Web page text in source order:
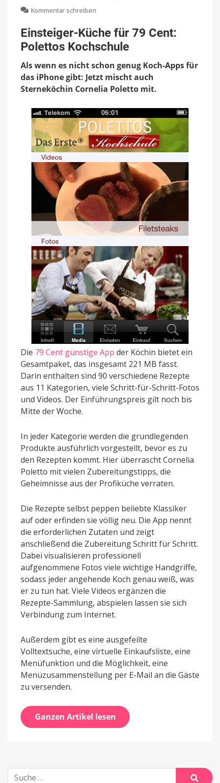
Kommentar schreiben
Küche
für
79
Polettos
Kochschule
Einsteiger-Küche für 79 Cent:
Polettos Kochschule
Als wenn es nicht schon genug Koch-Apps für
das iPhone gibt: Jetzt mischt auch
Sterneköchin Cornelia Poletto mit.
Die 79 Cent günstige App der Köchin bietet ein
Gesamtpaket, das insgesamt 221 MB fasst.
Darin enthalten sind 90 verschiedene Rezepte
aus 11 Kategorien, viele Schritt-für-Schritt-Fotos
und Videos. Der Einführungspreis gilt noch bis
Mitte der Woche.
In jeder Kategorie werden die grundlegenden
Produkte ausführlich vorgestellt, bevor es zu
den Rezepten kommt. Hier überrascht Cornelia
Poletto mit vielen Zubereitungstipps, die
Geheimnisse aus der Profiküche verraten.
Die Rezepte selbst peppen beliebte Klassiker
auf oder erfinden sie völlig neu. Die App nennt
die erforderlichen Zutaten und zeigt
anschließend die Zubereitung Schritt für Schritt.
Dabei visualisieren professionell
aufgenommene Fotos viele wichtige Handgriffe,
sodass jeder angehende Koch genau weiß, was
er zu tun hat. Viele Videos ergänzen die
Rezepte-Sammlung, abspielen lassen sie sich
Verbindung zum Internet.
Außerdem gibt es eine ausgefeilte
Volltextsuche, eine virtuelle Einkaufsliste, eine
Menüfunktion und die Möglichkeit, eine
Menüzusammenstellung per E-Mail an die Gäste
zu versenden.
Ganzen Artikel lesen
Suche